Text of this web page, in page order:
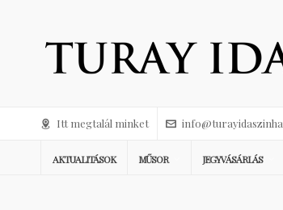
Itt megtalál minket
AKTUALITÁSOK MŰSOR JEGYVÁSÁRLÁS